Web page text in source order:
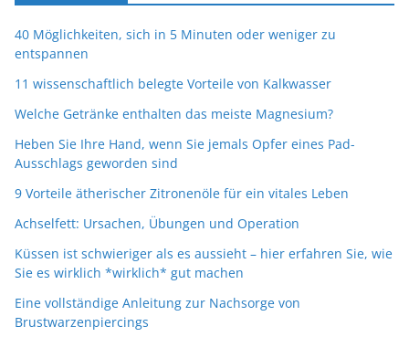
40 Möglichkeiten, sich in 5 Minuten oder weniger zu
entspannen
11 wissenschaftlich belegte Vorteile von Kalkwasser
Welche Getränke enthalten das meiste Magnesium?
Heben Sie Ihre Hand, wenn Sie jemals Opfer eines Pad-
Ausschlags geworden sind
9 Vorteile ätherischer Zitronenöle für ein vitales Leben
Achselfett: Ursachen, Übungen und Operation
Küssen ist schwieriger als es aussieht – hier erfahren Sie, wie
Sie es wirklich *wirklich* gut machen
Eine vollständige Anleitung zur Nachsorge von
Brustwarzenpiercings